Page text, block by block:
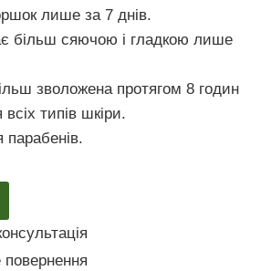
лише за 7 днів.
більш сяючою і гладкою лише
зволожена протягом 8 годин
типів шкіри.
парабенів.